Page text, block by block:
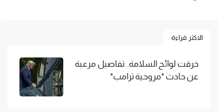
الاكثر قراءة
خرقت لوائح السلامة.. تفاصيل مرعبة
عن حادث "مروحية ترامب"